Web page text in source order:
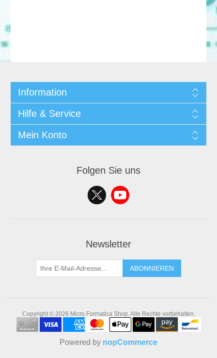
Information
Hilfe & Service
Mein Konto
Folgen Sie uns
Newsletter
ABONNIEREN
Copyright © 2026 Micro Formatica Shop. Alle Rechte vorbehalten.
Powered by nopCommerce